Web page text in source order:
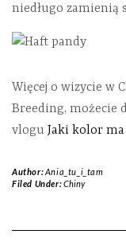
niedługo zamienią
Więcej o wizycie w
Breeding, możecie
vlogu Jaki kolor ma
Author:Ania_tu_i_tam
Filed Under:Chiny